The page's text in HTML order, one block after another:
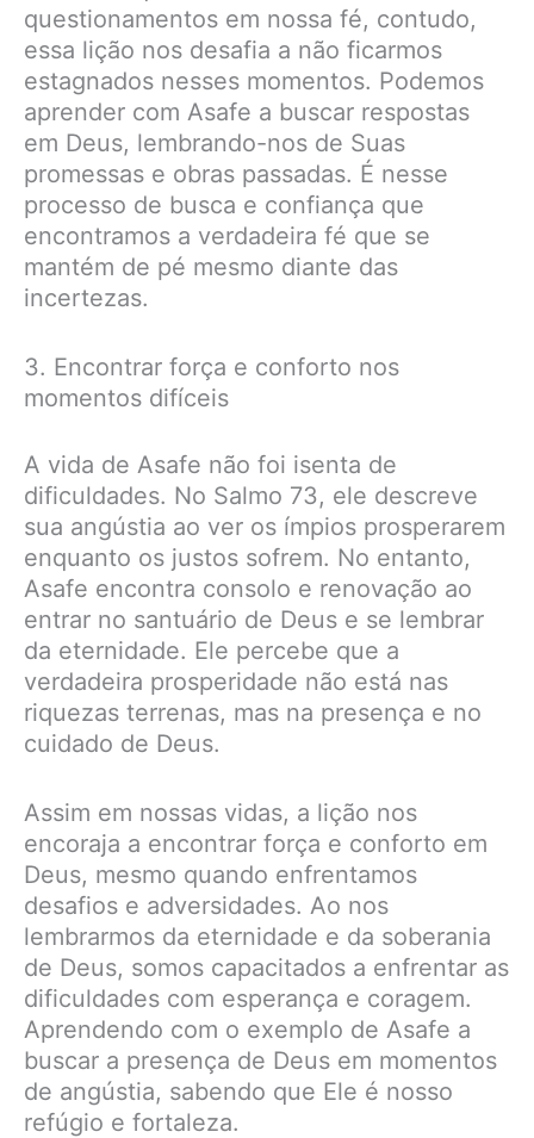
questionamentos em nossa fé, contudo,
essa lição nos desafia a não ficarmos
estagnados nesses momentos. Podemos
aprender com Asafe a buscar respostas
em Deus, lembrando-nos de Suas
promessas e obras passadas. É nesse
processo de busca e confiança que
encontramos a verdadeira fé que se
mantém de pé mesmo diante das
incertezas.
3. Encontrar força e conforto nos
momentos difíceis
A vida de Asafe não foi isenta de
dificuldades. No Salmo 73, ele descreve
sua angústia ao ver os ímpios prosperarem
enquanto os justos sofrem. No entanto,
Asafe encontra consolo e renovação ao
entrar no santuário de Deus e se lembrar
da eternidade. Ele percebe que a
verdadeira prosperidade não está nas
riquezas terrenas, mas na presença e no
cuidado de Deus.
Assim em nossas vidas, a lição nos
encoraja a encontrar força e conforto em
Deus, mesmo quando enfrentamos
desafios e adversidades. Ao nos
lembrarmos da eternidade e da soberania
de Deus, somos capacitados a enfrentar as
dificuldades com esperança e coragem.
Aprendendo com o exemplo de Asafe a
buscar a presença de Deus em momentos
de angústia, sabendo que Ele é nosso
refúgio e fortaleza.